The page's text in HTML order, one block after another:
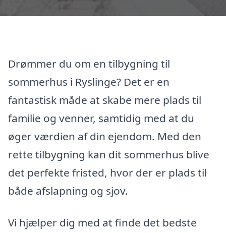
Drømmer du om en tilbygning til
sommerhus i Ryslinge? Det er en
fantastisk måde at skabe mere plads til
familie og venner, samtidig med at du
øger værdien af din ejendom. Med den
rette tilbygning kan dit sommerhus blive
det perfekte fristed, hvor der er plads til
både afslapning og sjov.
Vi hjælper dig med at finde det bedste